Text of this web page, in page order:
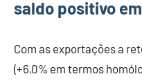
saldo positivo
Com as exportações a
(+6,0% em termos